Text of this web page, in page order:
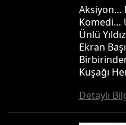
Aksiyon…
Komedi…
Ünlü
Ekran
Kuşağı
Detaylı